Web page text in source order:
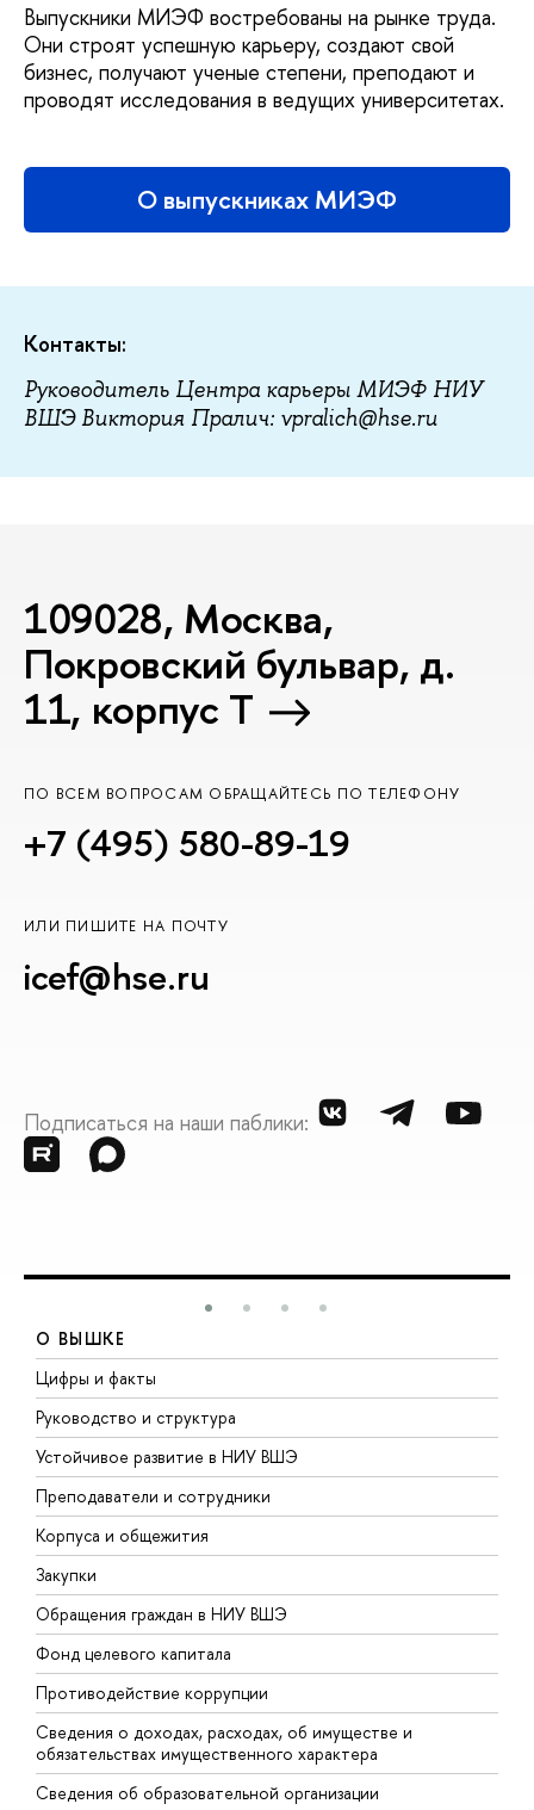
Выпускники МИЭФ востребованы на рынке труда.
Они строят успешную карьеру, создают свой
бизнес, получают ученые степени, преподают и
проводят исследования в ведущих университетах.
О выпускниках МИЭФ
Контакты:
Руководитель Центра карьеры МИЭФ НИУ
ВШЭ Виктория Пралич: vpralich@hse.ru
109028, Москва,
Покровский бульвар, д.
11, корпус T
ПО ВСЕМ ВОПРОСАМ ОБРАЩАЙТЕСЬ ПО ТЕЛЕФОНУ
+7 (495) 580-89-19
ИЛИ ПИШИТЕ НА ПОЧТУ
icef@hse.ru
Подписаться на наши паблики:
О ВЫШКЕ
Цифры и факты
Руководство и структура
Устойчивое развитие в НИУ ВШЭ
Преподаватели и сотрудники
Корпуса и общежития
Закупки
Обращения граждан в НИУ ВШЭ
Фонд целевого капитала
Противодействие коррупции
Сведения о доходах, расходах, об имуществе и
обязательствах имущественного характера
Сведения об образовательной организации